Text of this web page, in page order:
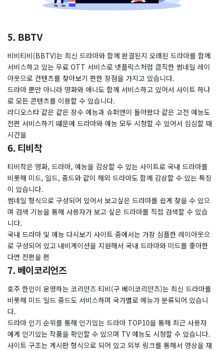
5. BBTV
비비티비(BBTV)는 최신 드라마와 함께 완결된지 오래된 드라마를 함께
서비스하고 있는 무료 OTT 서비스로 넷플릭스처럼 큼직한 썸네일 레이
아웃으로 컨텐츠를 찾아보기 편한 장점을 가지고 있습니다.
드라마 뿐만 아니라 영화와 애니도 함께 서비스하고 있어서 사이트 하나
로 모든 콘텐츠를 이용할 수 있습니다.
라디오스타 같은 같은 장수 예능과 슈퍼맨이 돌아왔다 같은 고전 예능도
전편 서비스하기 떄문에 드라마와 예능 모두 시청할 수 있어서 심심할 때
시간을
6. 티비착
티비착은 영화, 드라마, 예능을 감상할 수 있는 사이트로 국내 드라마를
비롯해 미드, 일드, 중드와 같이 해외 드라마도 함께 감상할 수 있는 특징
이 있습니다.
썸네일 형식으로 구성되어 있어서 보고싶은 드라마를 쉽게 찾을 수 있으
며 검색 기능을 통해 사용자가 보고 싶은 드라마를 직접 검색할 수 있습
니다.
국내 드라마 및 예능 다시보기 사이트 중에서는 가장 심플한 레이아웃으
로 구성되어 있고 내비게이션을 지원해서 국내 드라마와 미드를 좋아한
다면 전편을 편
7. 베이코리언즈
호주 한인이 운영하는 코리안즈 티비(구 베이코리안즈)는 최신 드라마를
비롯해 미드 일드 중드도 서비스하며 국가별로 메뉴가 분류되어 있습니
다.
드라마 인기 순위를 통해 인기있는 드라마 TOP10을 통해 최근 사용자
에게 인기있는 작품을 확인할 수 있으며 TV 예능도 시청할 수 있습니다.
사이트 구조는 게시판 형식으로 되어 있고 외부 링크를 통해서 영상을 재